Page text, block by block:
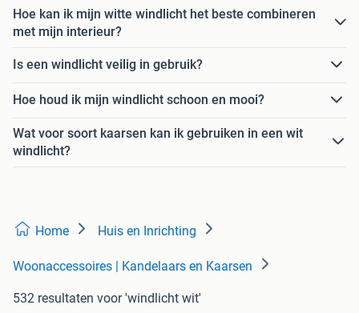
Hoe kan ik mijn witte windlicht het beste combineren
met mijn interieur?
Is een windlicht veilig in gebruik?
Hoe houd ik mijn windlicht schoon en mooi?
Wat voor soort kaarsen kan ik gebruiken in een wit
windlicht?
Home Huis en Inrichting
Woonaccessoires | Kandelaars en Kaarsen
532 resultaten voor 'windlicht wit'